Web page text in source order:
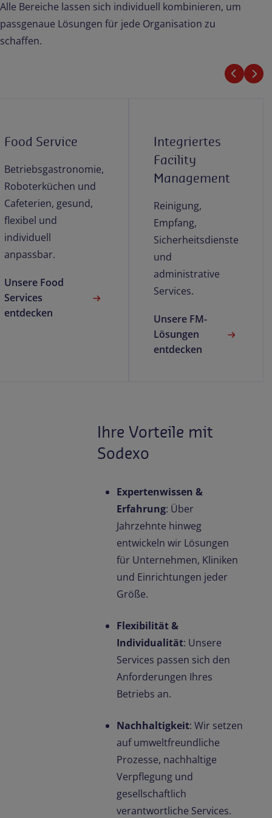
Alle Bereiche lassen sich individuell kombinieren, um
passgenaue Lösungen für jede Organisation zu
schaffen.
Food Service
Betriebsgastronomie,
Roboterküchen und
Cafeterien, gesund,
flexibel und
individuell
anpassbar.
Unsere Food
Services
entdecken
Integriertes
Facility
Management
Reinigung,
Empfang,
Sicherheitsdienste
und
administrative
Services.
Unsere FM-
Lösungen
entdecken
Ihre Vorteile mit
Sodexo
Expertenwissen &
Erfahrung: Über
Jahrzehnte hinweg
entwickeln wir Lösungen
für Unternehmen, Kliniken
und Einrichtungen jeder
Größe.
Flexibilität &
Individualität: Unsere
Services passen sich den
Anforderungen Ihres
Betriebs an.
Nachhaltigkeit: Wir setzen
auf umweltfreundliche
Prozesse, nachhaltige
Verpflegung und
gesellschaftlich
verantwortliche Services.